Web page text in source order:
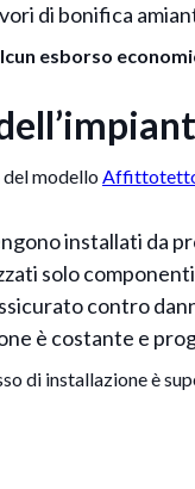
di bonifica
esborso
modello
installati da
solo
contro
è costante e
di installazione è